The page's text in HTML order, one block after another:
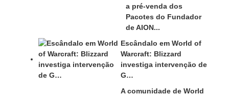
a pré-venda dos
Pacotes do Fundador
de AION...
Escândalo em World of
Warcraft: Blizzard
investiga intervenção de
G…
A comunidade de World